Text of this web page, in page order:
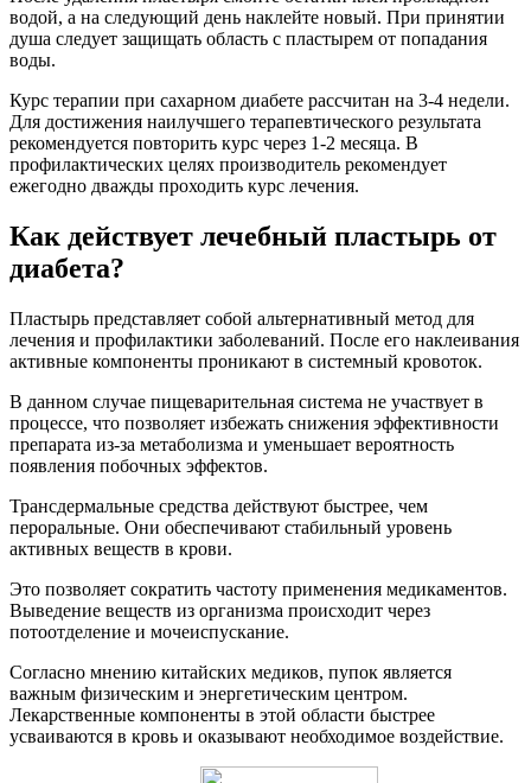
водой, а на следующий день наклейте новый. При принятии
душа следует защищать область с пластырем от попадания
воды.
Курс терапии при сахарном диабете рассчитан на 3-4 недели.
Для достижения наилучшего терапевтического результата
рекомендуется повторить курс через 1-2 месяца. В
профилактических целях производитель рекомендует
ежегодно дважды проходить курс лечения.
Как действует лечебный пластырь от
диабета?
Пластырь представляет собой альтернативный метод для
лечения и профилактики заболеваний. После его наклеивания
активные компоненты проникают в системный кровоток.
В данном случае пищеварительная система не участвует в
процессе, что позволяет избежать снижения эффективности
препарата из-за метаболизма и уменьшает вероятность
появления побочных эффектов.
Трансдермальные средства действуют быстрее, чем
пероральные. Они обеспечивают стабильный уровень
активных веществ в крови.
Это позволяет сократить частоту применения медикаментов.
Выведение веществ из организма происходит через
потоотделение и мочеиспускание.
Согласно мнению китайских медиков, пупок является
важным физическим и энергетическим центром.
Лекарственные компоненты в этой области быстрее
усваиваются в кровь и оказывают необходимое воздействие.